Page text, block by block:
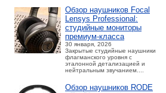
Обзор наушников Focal
Lensys Professional:
студийные мониторы
премиум‑класса
30 января, 2026
Закрытые студийные наушники
флагманского уровня с
эталонной детализацией и
нейтральным звучанием....
Обзор наушников RODE